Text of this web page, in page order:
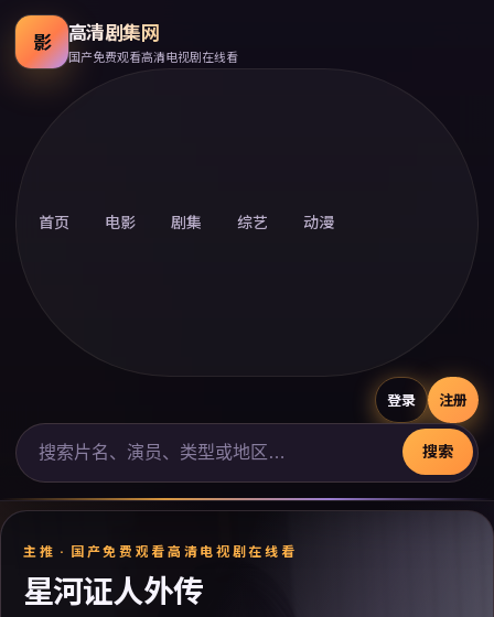
影 高清剧集网
国产免费观看高清电视剧在线看
首页 电影 剧集 综艺 动漫
登录 注册
搜索
主推 · 国产免费观看高清电视剧在线看
星河证人外传